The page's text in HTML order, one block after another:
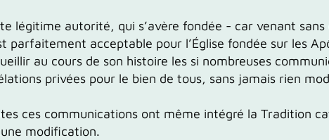
légitime autorité, qui s’avère fondée - car venant
parfaitement acceptable pour l’Église fondée sur les
au cours de son histoire les si nombreuses
privées pour le bien de tous, sans jamais rien
ces communications ont même intégré la Tradition
modification.